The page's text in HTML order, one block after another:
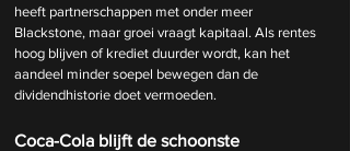
heeft partnerschappen met onder meer
Blackstone, maar groei vraagt kapitaal. Als rentes
hoog blijven of krediet duurder wordt, kan het
aandeel minder soepel bewegen dan de
dividendhistorie doet vermoeden.
Coca-Cola blijft de schoonste